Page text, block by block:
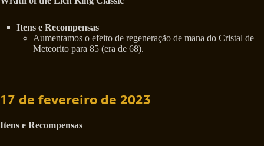
Itens e Recompensas
Aumentamos o efeito de regeneração de mana do Cristal de
Meteorito para 85 (era de 68).
17 de fevereiro de 2023
Itens e Recompensas